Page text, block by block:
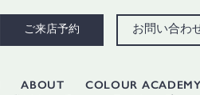
ご来店予約 お問い合わ
ABOUT COLOUR ACADEMY